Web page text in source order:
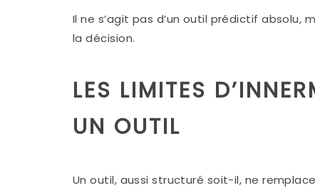
Il ne s’agit pas d’un outil prédictif absolu,
la décision.
LES LIMITES
UN OUTIL
Un outil, aussi structuré soit-il, ne